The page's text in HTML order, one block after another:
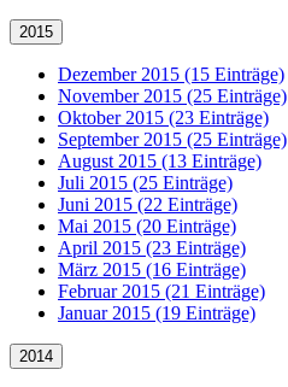
2015
Dezember 2015 (15 Einträge)
November 2015 (25 Einträge)
Oktober 2015 (23 Einträge)
September 2015 (25 Einträge)
August 2015 (13 Einträge)
Juli 2015 (25 Einträge)
Juni 2015 (22 Einträge)
Mai 2015 (20 Einträge)
April 2015 (23 Einträge)
März 2015 (16 Einträge)
Februar 2015 (21 Einträge)
Januar 2015 (19 Einträge)
2014